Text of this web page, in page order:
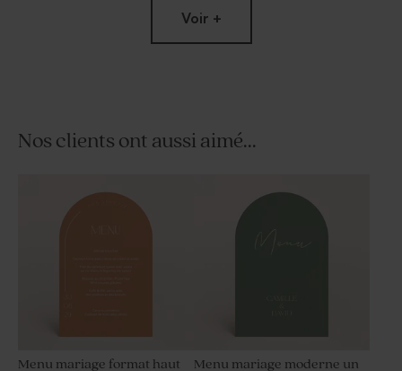
jeu de transparence
Voir +
Nos clients ont aussi aimé...
Menu mariage format haut Menu mariage moderne un